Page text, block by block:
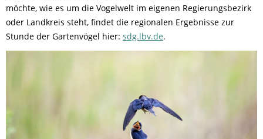
möchte, wie es um die Vogelwelt im eigenen Regierungsbezirk
oder Landkreis steht, findet die regionalen Ergebnisse zur
Stunde der Gartenvögel hier: sdg.lbv.de.